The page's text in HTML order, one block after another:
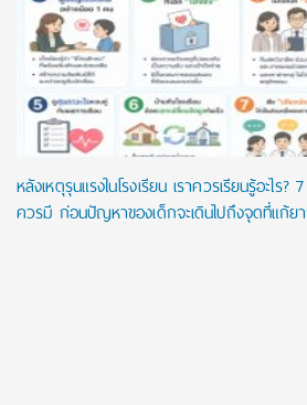
หลังเหตุรุนแรงในโรงเรียน เราควรเรียนรู้อะไร?
ควรมี ก่อนปัญหาของเด็กจะเดินไปถึงจุดที่แก้ย